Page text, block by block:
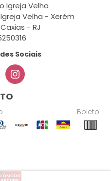
Igreja Velha
Igreja Velha - Xerém
- RJ
Sociais
Boleto